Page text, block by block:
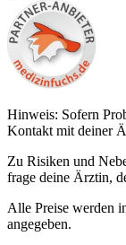
Hinweis: Sofern
Kontakt mit deiner
Zu Risiken und
frage deine Ärztin,
Alle Preise werden
angegeben.